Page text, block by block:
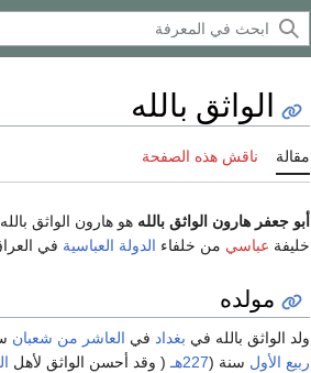
الواثق بالله
مقالة ناقش هذه الصفحة
أبو جعفر هارون الواثق بالله هو هارون الواثق
خليفة عباسي من خلفاء الدولة العباسية في
مولده
ولد الواثق بالله في بغداد في العاشر من شعبان
ربيع الأول سنة (227هـ ( وقد أحسن الواثق لأهل